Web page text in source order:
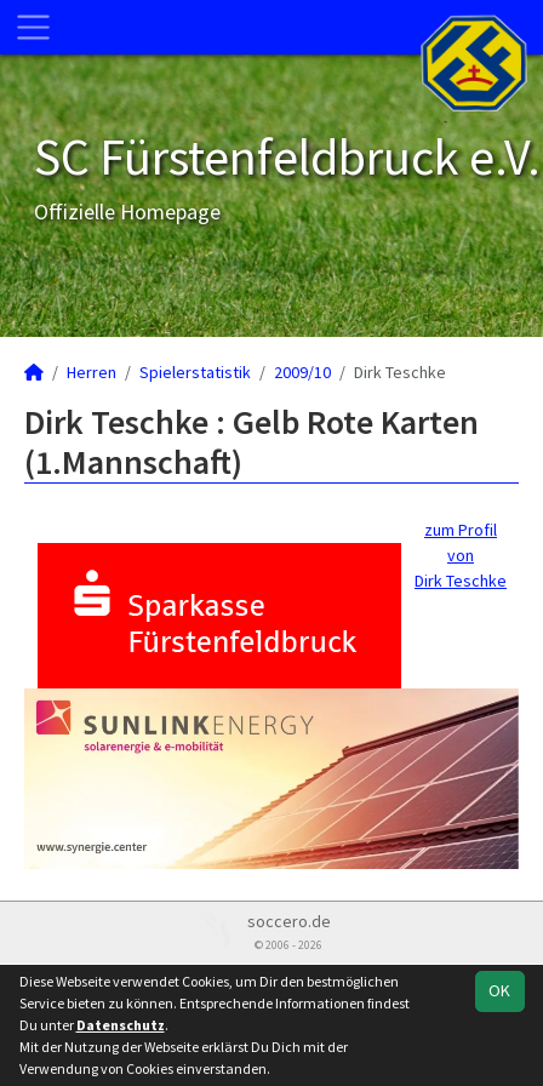
SC Fürstenfeldbruck e.V.
Offizielle Homepage
Herren Spielerstatistik 2009/10 Dirk Teschke
Dirk Teschke : Gelb Rote Karten
(1.Mannschaft)
zum Profil
von
Dirk Teschke
soccero.de
© 2006 - 2026
Besucherstatistik Kontakt Impressum Datenschutz OK
Diese Webseite verwendet Cookies, um Dir den bestmöglichen
Service bieten zu können. Entsprechende Informationen findest
Du unter Datenschutz.
Mit der Nutzung der Webseite erklärst Du Dich mit der
Verwendung von Cookies einverstanden.